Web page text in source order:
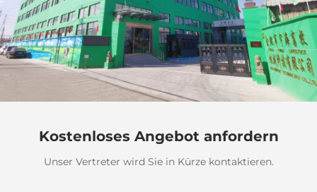
Kostenloses Angebot anfordern
Unser Vertreter wird Sie in Kürze kontaktieren.